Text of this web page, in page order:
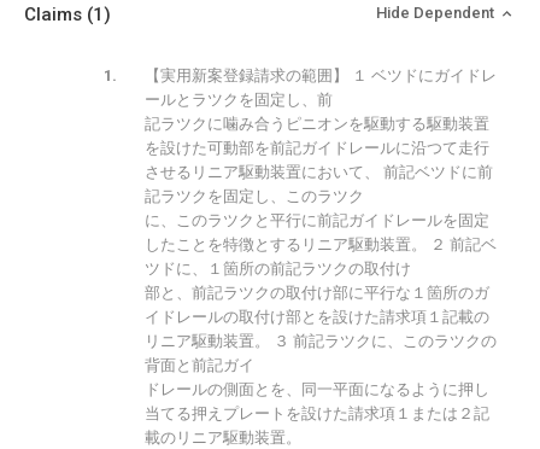
Claims (1) Hide Dependent
【実用新案登録請求の範囲】 １ ベツドにガイドレ
ールとラツクを固定し、前
記ラツクに噛み合うピニオンを駆動する駆動装置
を設けた可動部を前記ガイドレールに沿つて走行
させるリニア駆動装置において、 前記ベツドに前
記ラツクを固定し、このラツク
に、このラツクと平行に前記ガイドレールを固定
したことを特徴とするリニア駆動装置。 ２ 前記ベ
ツドに、１箇所の前記ラツクの取付け
部と、前記ラツクの取付け部に平行な１箇所のガ
イドレールの取付け部とを設けた請求項１記載の
リニア駆動装置。 ３ 前記ラツクに、このラツクの
背面と前記ガイ
ドレールの側面とを、同一平面になるように押し
当てる押えプレートを設けた請求項１または２記
載のリニア駆動装置。